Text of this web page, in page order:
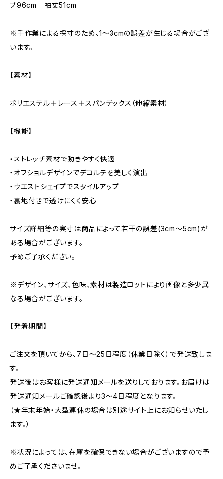
プ96cm 袖丈51cm
※手作業による採寸のため、1〜3cmの誤差が生じる場合がござ
います。
【素材】
ポリエステル＋レース＋スパンデックス（伸縮素材）
【機能】
・ストレッチ素材で動きやすく快適
・オフショルデザインでデコルテを美しく演出
・ウエストシェイプでスタイルアップ
・裏地付きで透けにくく安心
サイズ詳細等の実寸は商品によって若干の誤差(3cm～5cm)が
ある場合がございます。
予めご了承ください。
※デザイン、サイズ、色味、素材は製造ロットにより画像と多少異
なる場合がございます。
【発着期間】
ご注文を頂いてから、7日～25日程度（休業日除く）で発送致しま
す。
発送後はお客様に発送通知メールを送りしております。お届けは
発送通知メールご確認後より3～4日程度となります。
（★年末年始・大型連休の場合は別途サイト上にお知らせいたし
ます。）
※状況によっては、在庫を確保できない場合がございますので予
めご了承くださいませ。